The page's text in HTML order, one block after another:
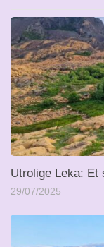
Utrolige Leka: Et
29/07/2025